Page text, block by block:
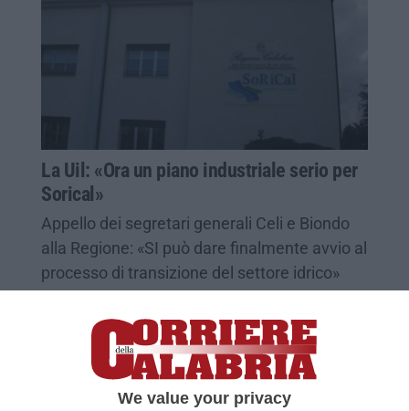
We value your privacy
La Uil: «Ora un piano industriale serio per
Sorical»
Appello dei segretari generali Celi e Biondo
alla Regione: «SI può dare finalmente avvio al
processo di transizione del settore idrico»